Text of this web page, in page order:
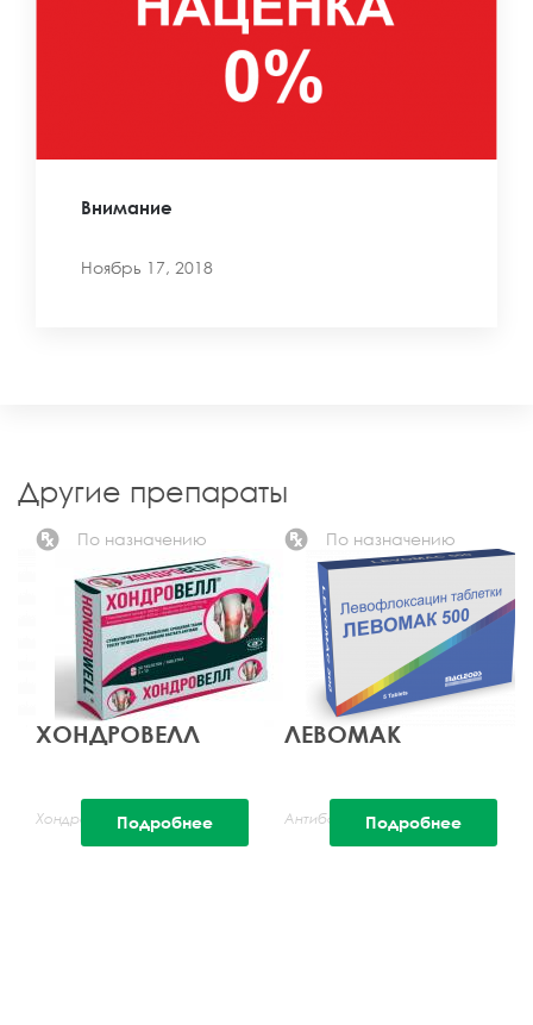
Внимание
Ноябрь 17, 2018
Другие препараты
По назначению
ХОНДРОВЕЛЛ
Хондропротекторы
Подробнее
По назначению
ЛЕВОМАК
Антибактериальные
Подробнее